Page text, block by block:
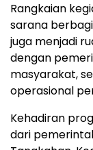
Rangkaian
sarana
juga menjadi
dengan
masyarakat,
operasional
Kehadiran
dari